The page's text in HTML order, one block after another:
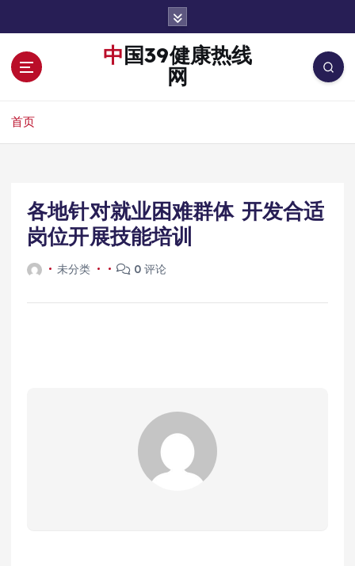
中国39健康热线
网
首页
各地针对就业困难群体 开发合适
岗位开展技能培训
未分类 0 评论